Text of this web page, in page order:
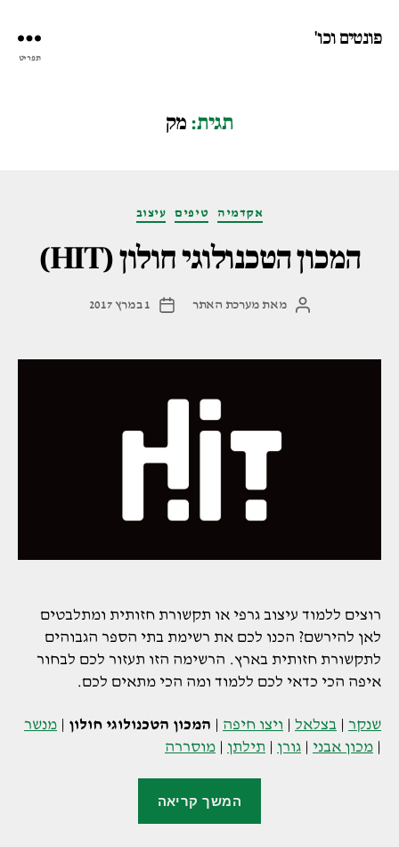
פונטים וכו'
תפריט
תגית:מק
קטגוריות אקדמיה טיפים עיצוב
המכון הטכנולוגי חולון (HIT)
המחבר
מאת מערכת האתר
תאריך
1 במרץ 2017
רוצים ללמוד עיצוב גרפי או תקשורת חזותית ומתלבטים
לאן להירשם? הכנו לכם את רשימת בתי הספר הגבוהים
לתקשורת חזותית בארץ. הרשימה הזו תעזור לכם לבחור
איפה הכי כדאי לכם ללמוד ומה הכי מתאים לכם.
שנקר | בצלאל | ויצו חיפה | המכון הטכנולוגי חולון | מנשר
| מכון אבני | גורן | תילתן | מוסררה
המשך קריאה